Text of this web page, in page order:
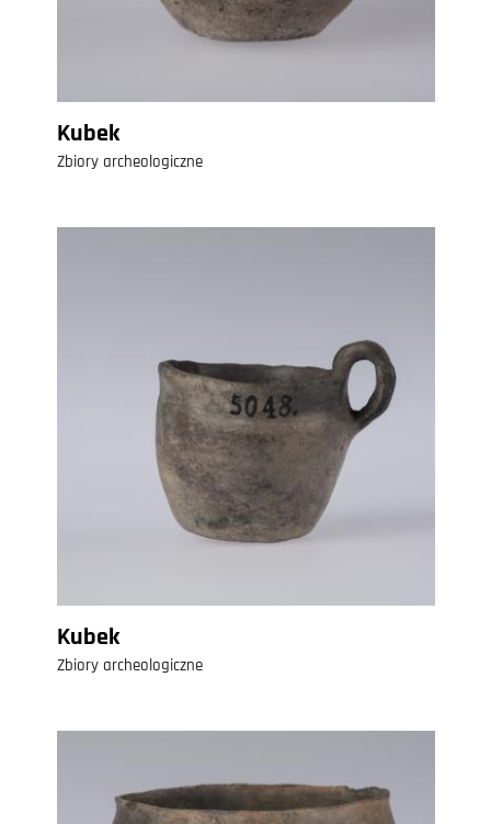
Kubek
Zbiory archeologiczne
Kubek
Zbiory archeologiczne